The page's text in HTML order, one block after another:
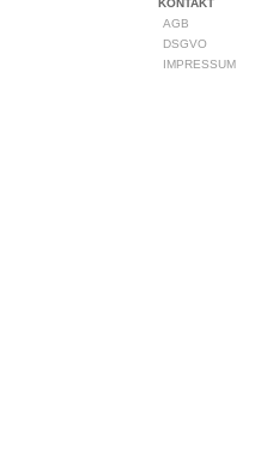
KONTAKT
AGB
DSGVO
IMPRESSUM